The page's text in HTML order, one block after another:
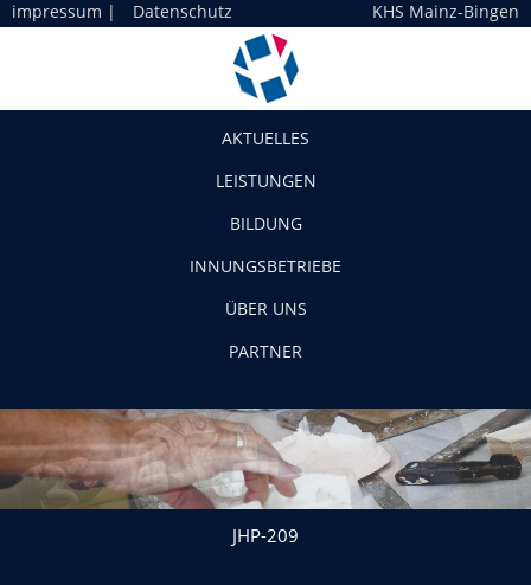
impressum | Datenschutz KHS Mainz-Bingen
AKTUELLES
LEISTUNGEN
BILDUNG
INNUNGSBETRIEBE
ÜBER UNS
PARTNER
JHP-209